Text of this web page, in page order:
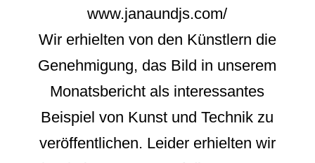
www.janaundjs.com/
Wir erhielten von den Künstlern die
Genehmigung, das Bild in unserem
Monatsbericht als interessantes
Beispiel von Kunst und Technik zu
veröffentlichen. Leider erhielten wir